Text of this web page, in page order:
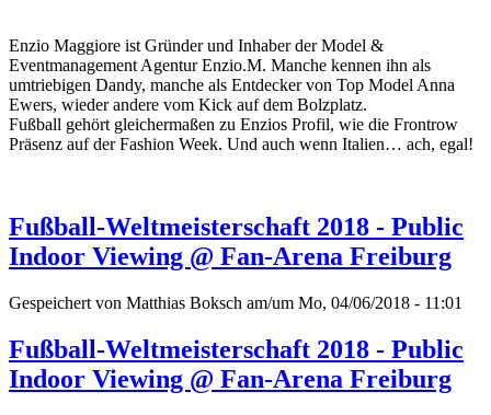
Enzio Maggiore ist Gründer und Inhaber der Model &
Eventmanagement Agentur Enzio.M. Manche kennen ihn als
umtriebigen Dandy, manche als Entdecker von Top Model Anna
Ewers, wieder andere vom Kick auf dem Bolzplatz.
Fußball gehört gleichermaßen zu Enzios Profil, wie die Frontrow
Präsenz auf der Fashion Week. Und auch wenn Italien… ach, egal!
Fußball-Weltmeisterschaft 2018 - Public
Indoor Viewing @ Fan-Arena Freiburg
Gespeichert von Matthias Boksch am/um Mo, 04/06/2018 - 11:01
Fußball-Weltmeisterschaft 2018 - Public
Indoor Viewing @ Fan-Arena Freiburg